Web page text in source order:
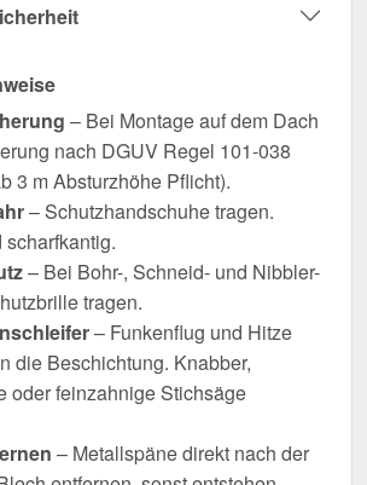
– Bei Montage auf dem Dach
nach DGUV Regel 101-038
3 m Absturzhöhe Pflicht).
– Schutzhandschuhe tragen.
– Bei Bohr-, Schneid- und Nibbler-
tragen.
– Funkenflug und Hitze
die Beschichtung. Knabber,
oder feinzahnige Stichsäge
– Metallspäne direkt nach der